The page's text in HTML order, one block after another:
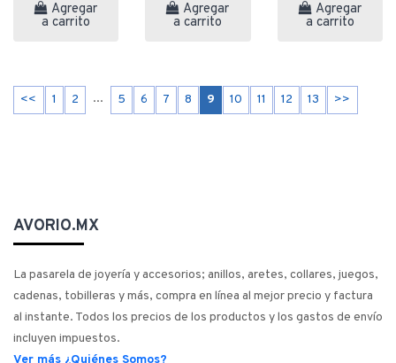
Agregar
a carrito
Agregar
a carrito
Agregar
a carrito
<< 1 2 ... 5 6 7 8 9 10 11 12 13 >>
AVORIO.MX
La pasarela de joyería y accesorios; anillos, aretes, collares, juegos,
cadenas, tobilleras y más, compra en línea al mejor precio y factura
al instante. Todos los precios de los productos y los gastos de envío
incluyen impuestos.
Ver más ¿Quiénes Somos?